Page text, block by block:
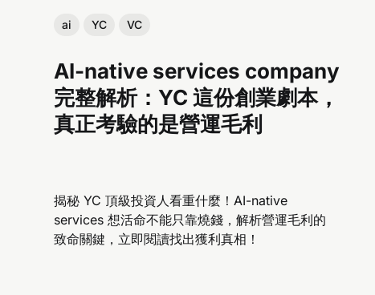
ai YC VC
AI-native services company
完整解析：YC 這份創業劇本，
真正考驗的是營運毛利
揭秘 YC 頂級投資人看重什麼！AI-native
services 想活命不能只靠燒錢，解析營運毛利的
致命關鍵，立即閱讀找出獲利真相！